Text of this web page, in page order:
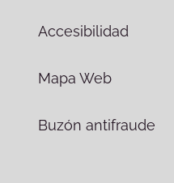
Accesibilidad
Mapa Web
Buzón antifraude